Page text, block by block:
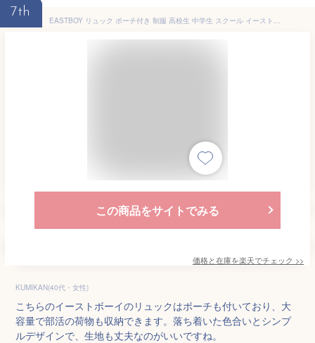
7th
EASTBOY リュック ポーチ付き 制服 高校生 中学生 スクール イーストボーイ バッグ リュック・バックパック ブラック ネイビー【送料無料】
この商品をサイトでみる
価格と在庫を楽天でチェック >>
KUMIKAN(40代・女性)
こちらのイーストボーイのリュックはポーチも付いており、大
容量で部活の荷物も収納できます。落ち着いた色合いとシンプ
ルデザインで、生地も丈夫なのがいいですね。